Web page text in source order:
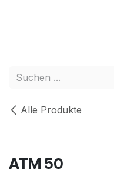
Alle Produkte
ATM 50